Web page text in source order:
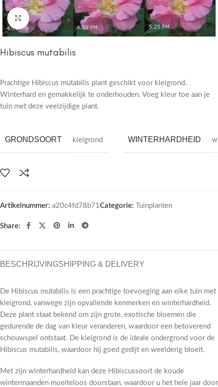
Click to enlarge
Hibiscus mutabilis
Prachtige Hibiscus mutabilis plant geschikt voor kleigrond.
Winterhard en gemakkelijk te onderhouden. Voeg kleur toe aan je
tuin met deze veelzijdige plant.
GRONDSOORT kleigrond WINTERHARDHEID
Artikelnummer: a20c4fd78b71 Categorie: Tuinplanten
Share:
BESCHRIJVINGSHIPPING & DELIVERY
De Hibiscus mutabilis is een prachtige toevoeging aan elke tuin met
kleigrond, vanwege zijn opvallende kenmerken en winterhardheid.
Deze plant staat bekend om zijn grote, exotische bloemen die
gedurende de dag van kleur veranderen, waardoor een betoverend
schouwspel ontstaat. De kleigrond is de ideale ondergrond voor de
Hibiscus mutabilis, waardoor hij goed gedijt en weelderig bloeit.
Met zijn winterhardheid kan deze Hibiscussoort de koude
wintermaanden moeiteloos doorstaan, waardoor u het hele jaar door